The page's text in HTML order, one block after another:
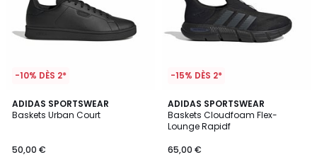
-10% DÈS 2*
ADIDAS SPORTSWEAR
Baskets Urban Court
50,00 €
4,6
/ 5
-15% DÈS 2*
ADIDAS SPORTSWEAR
Baskets Cloudfoam Flex-
Lounge Rapidf
65,00 €